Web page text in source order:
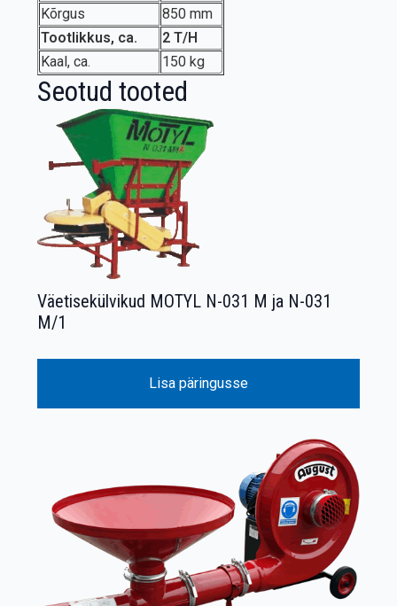
Kõrgus
850 mm
Tootlikkus, ca.
2 T/H
Kaal, ca.
150 kg
Seotud tooted
Väetisekülvikud MOTYL N-031 M ja N-031
M/1
Lisa päringusse